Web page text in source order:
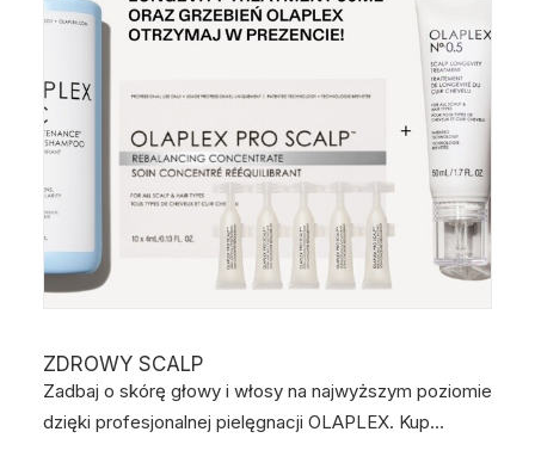
ZDROWY SCALP
Zadbaj o skórę głowy i włosy na najwyższym poziomie
dzięki profesjonalnej pielęgnacji OLAPLEX. Kup…